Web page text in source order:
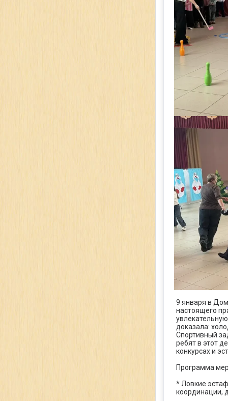
9 января в
настоящего
доказала:
Спортивный
ребят в этот
конкурсах и
Программа
* Ловкие
координации,